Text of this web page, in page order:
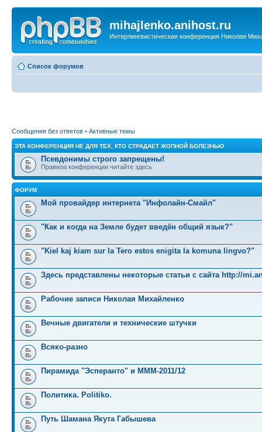
mihajlenko.anihost.ru
Интерлингвистическая конференция Николая
Список форумов
Сообщения без ответов • Активные темы
ЭТА КОНФЕРЕНЦИЯ НЕ ДЛЯ ТЕХ, КТО СТРАДАЕТ ЖОПНОЙ БОЛЕЗНЬЮ
Псевдонимы строго запрещены!
Правила конференции читайте здесь
ФОРУМ
Мой провайдер интернета "Инфолайн-Смайл"
"Как и когда на Земле будет введён общий язык?"
"Kiel kaj kiam sur la Tero estos enigita la komuna lingvo?"
Здесь представлены некоторые статьи с сайта http://
Рабочие записи Николая Михайленко
Вечные двигатели и технические штучки
Всяко-разно
Пирамида "Эсперанто" и MMM-2011/12
Политика. Politiko.
Путь Шамана Якута Габышева